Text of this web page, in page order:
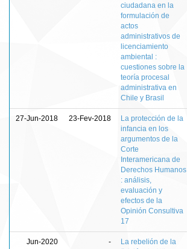
ciudadana en la
formulación de
actos
administrativos de
licenciamiento
ambiental :
cuestiones sobre la
teoría procesal
administrativa en
Chile y Brasil
27-Jun-2018 23-Fev-2018
La protección de la
infancia en los
argumentos de la
Corte
Interamericana de
Derechos Humanos
: análisis,
evaluación y
efectos de la
Opinión Consultiva
17
Jun-2020 -
La rebelión de la